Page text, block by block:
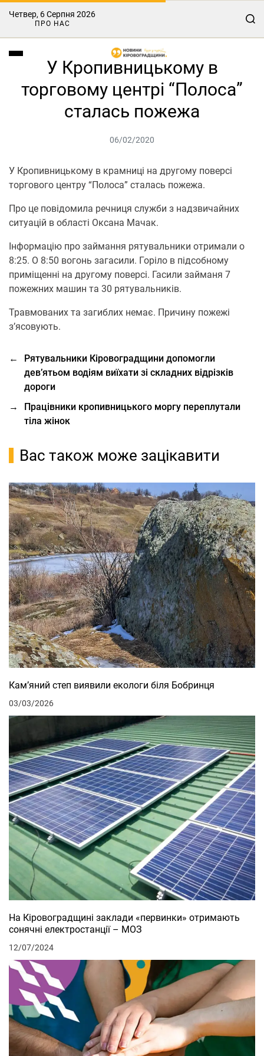
Четвер, 6 Серпня 2026
ПРО НАС
У Кропивницькому в
торговому центрі “Полоса”
сталась пожежа
06/02/2020
У Кропивницькому в крамниці на другому поверсі
торгового центру “Полоса” сталась пожежа.
Про це повідомила речниця служби з надзвичайних
ситуацій в областi Оксана Мачак.
Інформацію про займання рятувальники отримали о
8:25. О 8:50 вогонь загасили. Горіло в підсобному
приміщенні на другому поверсі. Гасили займаня 7
пожежних машин та 30 рятувальників.
Травмованих та загиблих немає. Причину пожежі
з’ясовують.
←
Рятувальники Кіровоградщини допомогли
дев’ятьом водіям виїхати зі складних відрізків
дороги
→
Працівники кропивницького моргу переплутали
тіла жінок
Вас також може зацікавити
Кам’яний степ виявили екологи біля Бобринця
03/03/2026
На Кіровоградщині заклади «первинки» отримають
сонячні електростанції – МОЗ
12/07/2024